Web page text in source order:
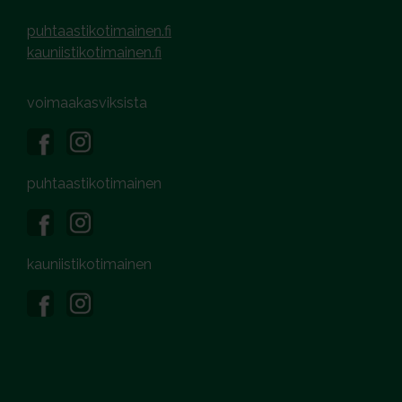
puhtaastikotimainen.fi
kauniistikotimainen.fi
voimaakasviksista
puhtaastikotimainen
kauniistikotimainen